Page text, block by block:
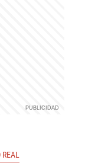
REAL